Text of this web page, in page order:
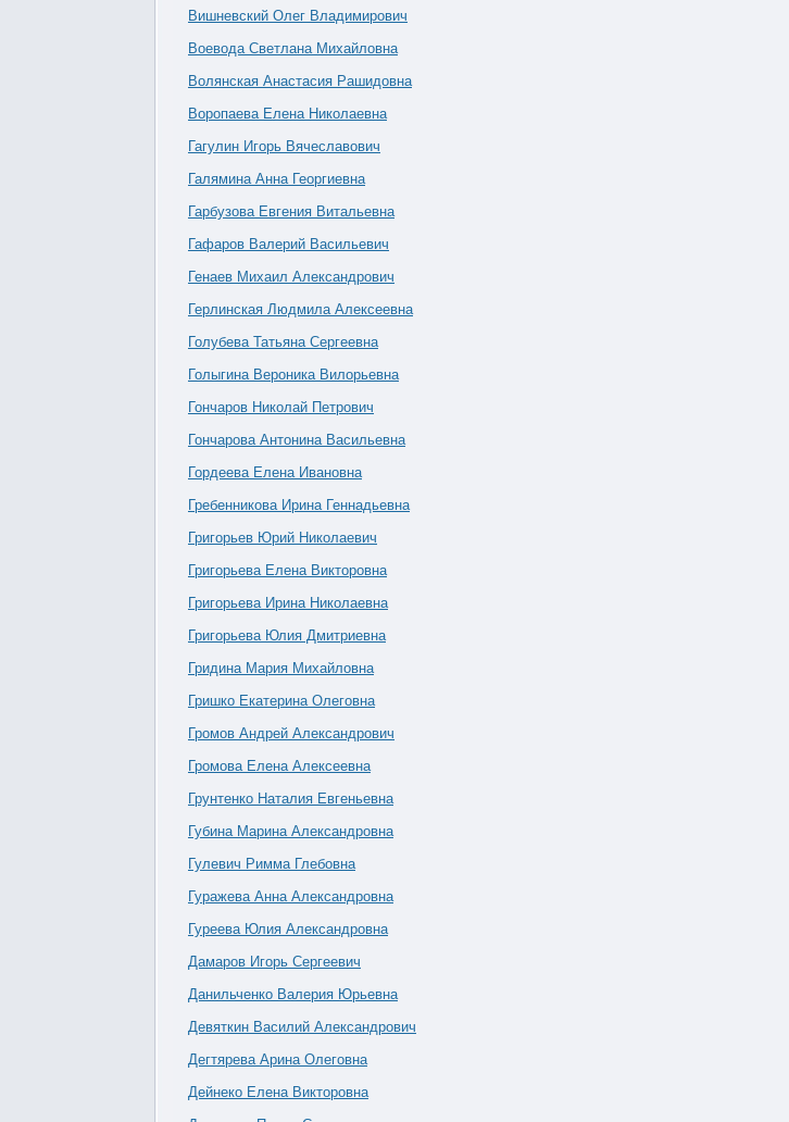
Вишневский Олег Владимирович
Воевода Светлана Михайловна
Волянская Анастасия Рашидовна
Воропаева Елена Николаевна
Гагулин Игорь Вячеславович
Галямина Анна Георгиевна
Гарбузова Евгения Витальевна
Гафаров Валерий Васильевич
Генаев Михаил Александрович
Герлинская Людмила Алексеевна
Голубева Татьяна Сергеевна
Голыгина Вероника Вилорьевна
Гончаров Николай Петрович
Гончарова Антонина Васильевна
Гордеева Елена Ивановна
Гребенникова Ирина Геннадьевна
Григорьев Юрий Николаевич
Григорьева Елена Викторовна
Григорьева Ирина Николаевна
Григорьева Юлия Дмитриевна
Гридина Мария Михайловна
Гришко Екатерина Олеговна
Громов Андрей Александрович
Громова Елена Алексеевна
Грунтенко Наталия Евгеньевна
Губина Марина Александровна
Гулевич Римма Глебовна
Гуражева Анна Александровна
Гуреева Юлия Александровна
Дамаров Игорь Сергеевич
Данильченко Валерия Юрьевна
Девяткин Василий Александрович
Дегтярева Арина Олеговна
Дейнеко Елена Викторовна